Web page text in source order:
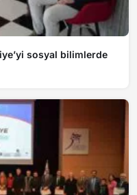
sosyal bilimlerde